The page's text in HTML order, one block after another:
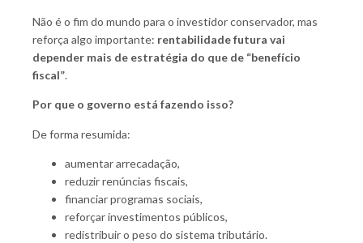
Não é o fim do mundo para o investidor conservador, mas
reforça algo importante: rentabilidade futura vai
depender mais de estratégia do que de “benefício
fiscal”.
Por que o governo está fazendo isso?
De forma resumida:
aumentar arrecadação,
reduzir renúncias fiscais,
financiar programas sociais,
reforçar investimentos públicos,
redistribuir o peso do sistema tributário.